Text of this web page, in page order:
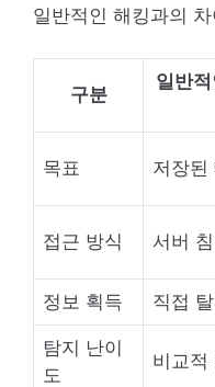
일반적인 해킹과의
구분
일반
목표 저장된
접근 방식 서버
정보 획득 직접
탐지 난이
도
비교적